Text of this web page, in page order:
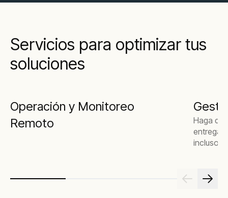
Servicios para optimizar tus
soluciones
Operación y Monitoreo
Remoto
Haga
entrega
incluso